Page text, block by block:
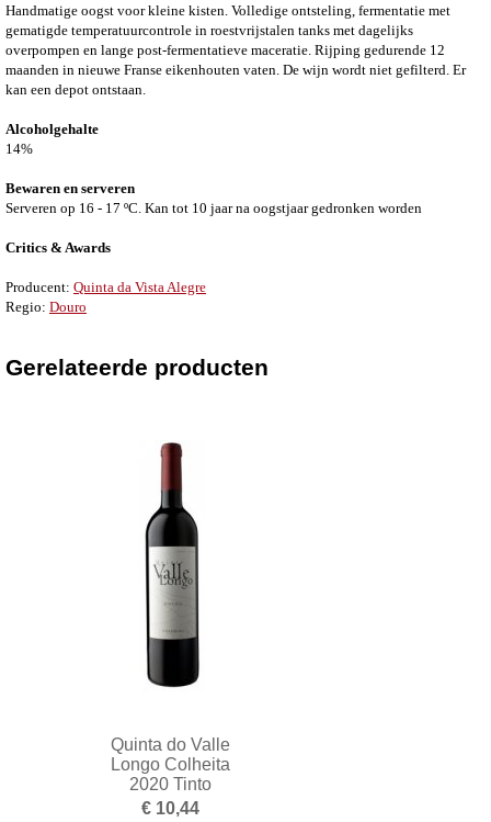
Handmatige oogst voor kleine kisten. Volledige ontsteling, fermentatie met
gematigde temperatuurcontrole in roestvrijstalen tanks met dagelijks
overpompen en lange post-fermentatieve maceratie. Rijping gedurende 12
maanden in nieuwe Franse eikenhouten vaten. De wijn wordt niet gefilterd. Er
kan een depot ontstaan.
Alcoholgehalte
14%
Bewaren en serveren
Serveren op 16 - 17 ºC . Kan tot 10 jaar na oogstjaar gedronken worden
Critics & Awards
Producent: Quinta da Vista Alegre
Regio: Douro
Gerelateerde producten
Quinta do Valle
Longo Colheita
2020 Tinto
€ 10,44